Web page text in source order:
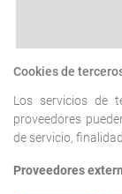
Cookies de
Los servicios de
proveedores
de servicio,
Proveedores